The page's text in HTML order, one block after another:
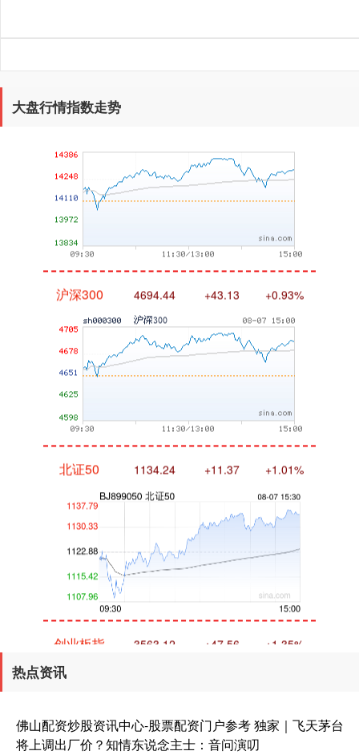
大盘行情指数走势
深证成指
沪深300 4694.44 +43.13 +0.93%
北证50 1134.24 +11.37 +1.01%
创业板指 3563.12 +47.56 +1.35%
热点资讯
佛山配资炒股资讯中心-股票配资门户参考 独家｜飞天茅台
将上调出厂价？知情东说念主士：音问演叨